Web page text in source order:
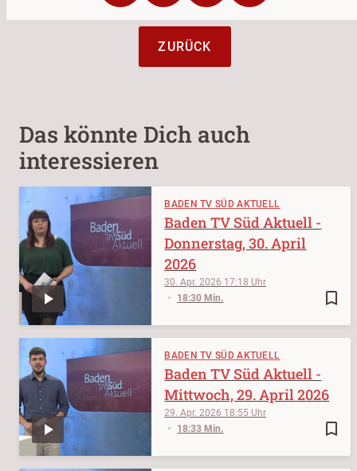
ZURÜCK
Das könnte Dich auch
interessieren
BADEN TV SÜD AKTUELL
bookmark_border
30. Apr. 2026 17:18
18:30 Min.
Baden TV Süd Aktuell -
Donnerstag, 30. April
2026
BADEN TV SÜD AKTUELL
bookmark_border
29. Apr. 2026 18:55
18:33 Min.
Baden TV Süd Aktuell -
Mittwoch, 29. April 2026